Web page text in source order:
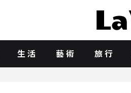
生活 藝術 旅行